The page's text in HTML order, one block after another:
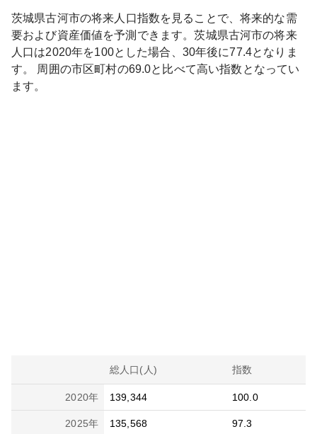
茨城県古河市の将来人口指数を見ることで、将来的な需
要および資産価値を予測できます。茨城県古河市の将来
人口は2020年を100とした場合、30年後に77.4となりま
す。
周囲の市区町村の69.0と比べて高い指数となってい
ます。
総人口(人) 指数
2020年 139,344 100.0
2025年 135,568 97.3